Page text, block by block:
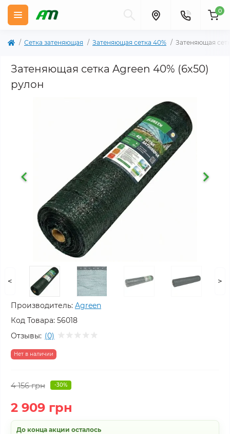
0
Сетка затеняющая Затеняющая сетка 40% Затеняющая
Затеняющая сетка Agreen 40% (6х50)
рулон
< >
Производитель: Agreen
Код Товара: 56018
Отзывы: (0)
Нет в наличии
4 156 грн -30%
2 909 грн
До конца акции осталось